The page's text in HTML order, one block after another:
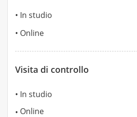
In studio
Online
Visita di controllo
In studio
Online